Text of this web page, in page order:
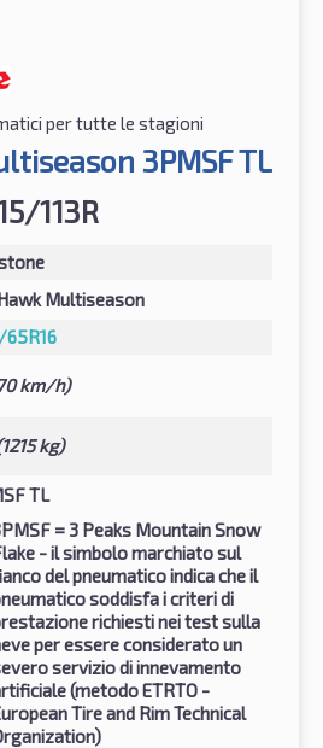
per tutte le stagioni
3PMSF TL
113R
Multiseason
km/h)
kg)
TL
= 3 Peaks Mountain Snow
- il simbolo marchiato sul
del pneumatico indica che il
soddisfa i criteri di
richiesti nei test sulla
per essere considerato un
servizio di innevamento
(metodo ETRTO -
Tire and Rim Technical